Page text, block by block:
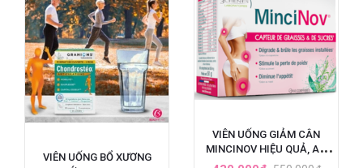
VIÊN UỐNG BỔ XƯƠNG
VIÊN UỐNG GIẢM CÂN
MINCINOV HIỆU QUẢ, AN
TOÀN SỐ 1 TẠI PHÁP - HỘP